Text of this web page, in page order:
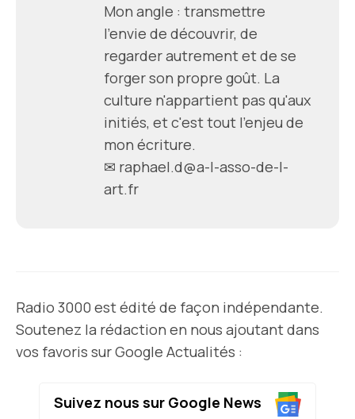
Mon angle : transmettre
l'envie de découvrir, de
regarder autrement et de se
forger son propre goût. La
culture n'appartient pas qu'aux
initiés, et c'est tout l'enjeu de
mon écriture.
✉ raphael.d@a-l-asso-de-l-
art.fr
Radio 3000 est édité de façon indépendante.
Soutenez la rédaction en nous ajoutant dans
vos favoris sur Google Actualités :
Suivez nous sur Google News